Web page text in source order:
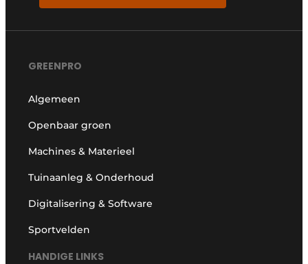
GREENPRO
Algemeen
Openbaar groen
Machines & Materieel
Tuinaanleg & Onderhoud
Digitalisering & Software
Sportvelden
HANDIGE LINKS